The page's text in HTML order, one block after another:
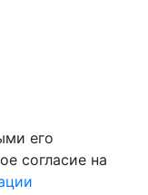
его
согласие на